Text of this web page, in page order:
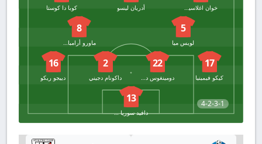
4-2-3-1
خوان اغلاسياس أدريان ليسو كوبا دا كوستا
5
لويس ميا
8
ماورو أرامباري
17
كيكو فيمينيا
22
دومينغوس دوارتي
2
داكونام دجيني
16
دييجو ريكو
13
دافيد سوريا سوليس